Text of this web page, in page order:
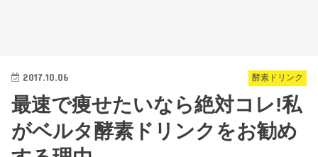
酵素ドリンク
2017.10.06
最速で痩せたいなら絶対コレ!私
がベルタ酵素ドリンクをお勧め